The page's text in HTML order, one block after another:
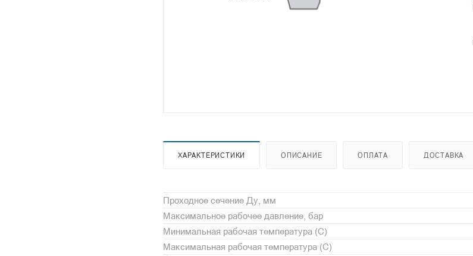
ХАРАКТЕРИСТИКИ ОПИСАНИЕ ОПЛАТА ДОСТАВКА
Проходное сечение Ду, мм
Максимальное рабочее давление, бар
Минимальная рабочая температура (С)
Максимальная рабочая температура (С)